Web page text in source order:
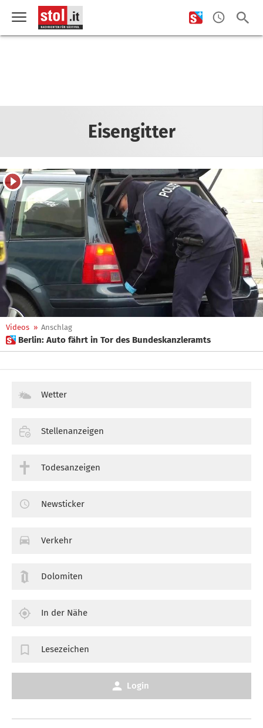
Eisengitter
Videos » Anschlag
 Berlin: Auto fährt in Tor des Bundeskanzleramts
Wetter
Stellenanzeigen
Todesanzeigen
Newsticker
Verkehr
Dolomiten
In der Nähe
Lesezeichen
Login